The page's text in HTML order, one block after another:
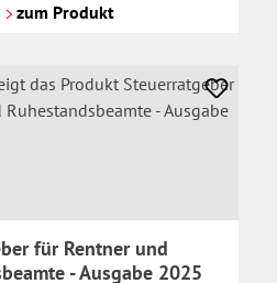
zum Produkt
für Rentner und
- Ausgabe 2025